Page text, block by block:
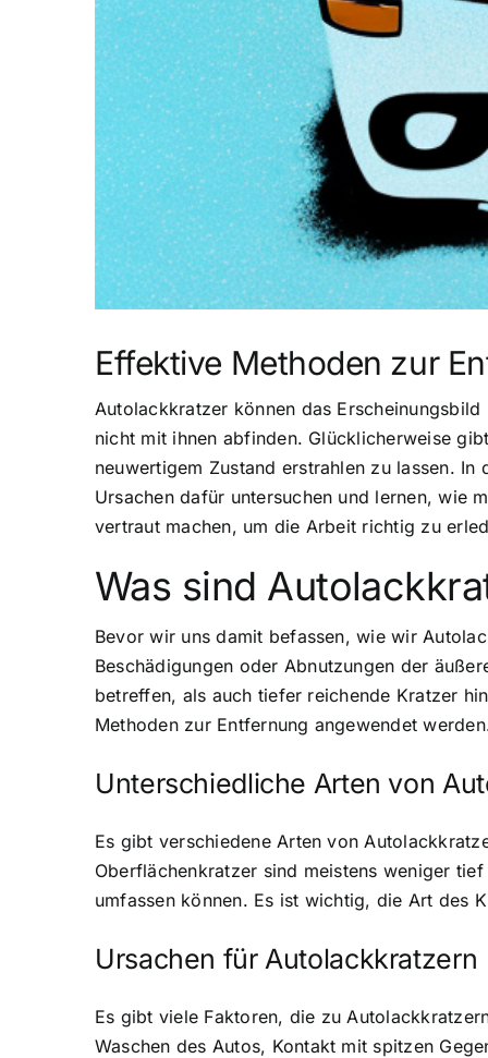
Effektive Methoden zur
Autolackkratzer können das
nicht mit ihnen abfinden. Glücklicherweise
neuwertigem Zustand erstrahlen zu lassen.
Ursachen dafür untersuchen und lernen, wie
vertraut machen, um die Arbeit richtig zu
Was sind
Bevor wir uns damit befassen, wie wir
Beschädigungen oder Abnutzungen der
betreffen, als auch tiefer reichende Kratzer
Methoden zur Entfernung angewendet
Unterschiedliche Arten von
Es gibt verschiedene Arten von
Oberflächenkratzer sind meistens weniger
umfassen können. Es ist wichtig, die Art des
Ursachen für Autolackkratzern
Es gibt viele Faktoren, die zu
Waschen des Autos, Kontakt mit spitzen